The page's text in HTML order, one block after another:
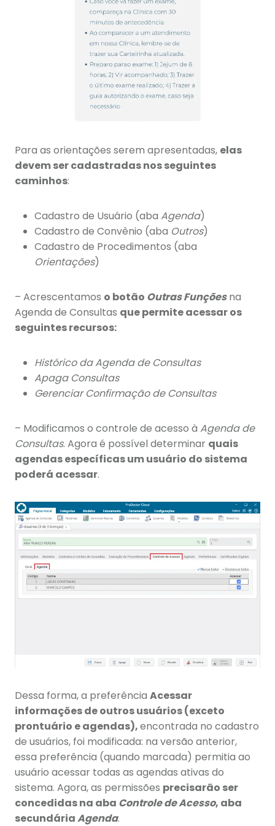
Para as orientações serem apresentadas, elas
devem ser cadastradas nos seguintes
caminhos:
Cadastro de Usuário (aba Agenda)
Cadastro de Convênio (aba Outros)
Cadastro de Procedimentos (aba
Orientações)
– Acrescentamos o botão Outras Funçõesna
Agenda de Consultas que permite acessar os
seguintes recursos:
Histórico da Agenda de Consultas
Apaga Consultas
Gerenciar Confirmação de Consultas
– Modificamos o controle de acesso à Agenda de
Consultas. Agora é possível determinar quais
agendas específicas um usuário do sistema
poderá acessar.
Dessa forma, a preferência Acessar
informações de outros usuários (exceto
prontuário e agendas),encontrada no cadastro
de usuários, foi modificada: na versão anterior,
essa preferência (quando marcada) permitia ao
usuário acessar todas as agendas ativas do
sistema. Agora, as permissões precisarão ser
concedidas na aba Controle de Acesso, aba
secundáriaAgenda.